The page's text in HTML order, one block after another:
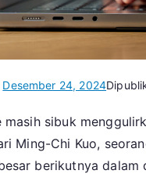
Desember 24, 2024
masih sibuk
Ming-Chi Kuo,
berikutnya dalam